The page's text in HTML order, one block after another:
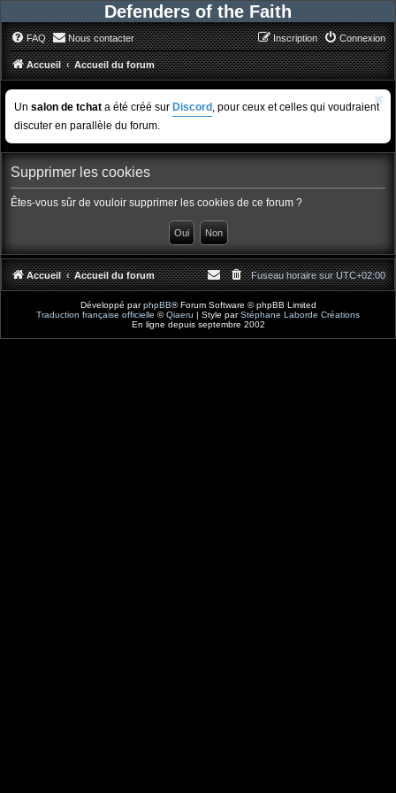
Defenders of the Faith
FAQ Nous contacter Connexion
Inscription
Accueil Accueil du forum
Un salon de tchat a été créé sur Discord , pour ceux et celles qui voudraient
discuter en parallèle du forum.
Supprimer les cookies
Êtes-vous sûr de vouloir supprimer les cookies de ce forum ?
Accueil Accueil du forum Fuseau horaire surUTC+02:00
Développé parphpBB® Forum Software © phpBB Limited
Traduction française officielle ©Qiaeru | Style parStéphane Laborde Créations
En ligne depuis septembre 2002